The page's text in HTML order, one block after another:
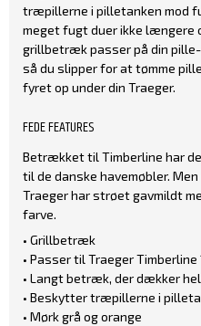
træpillerne i pilletanken mod
meget fugt duer ikke længere
grillbetræk passer på din
så du slipper for at tømme
fyret op under din Traeger.
FEDE FEATURES
Betrækket til Timberline har
til de danske havemøbler.
Traeger har strøet gavmildt
farve.
• Grillbetræk
• Passer til Traeger Timberline
• Langt betræk, der dækker
• Beskytter træpillerne i
• Mørk grå og orange